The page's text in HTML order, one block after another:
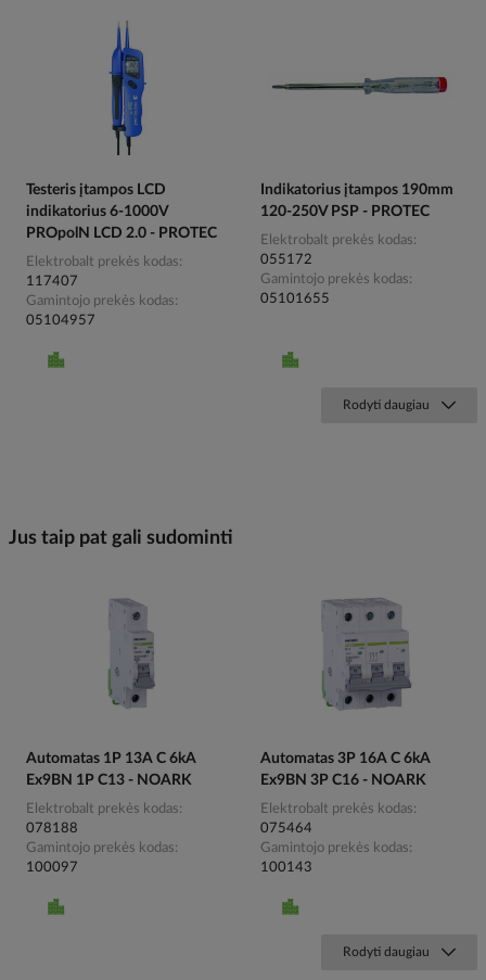
Testeris įtampos LCD
indikatorius 6-1000V
PROpolN LCD 2.0 - PROTEC
Elektrobalt prekės kodas
117407
Gamintojo prekės kodas
05104957
Indikatorius įtampos 190mm
120-250V PSP - PROTEC
Elektrobalt prekės kodas
055172
Gamintojo prekės kodas
05101655
Rodyti daugiau
Jus taip pat gali sudominti
Automatas 1P 13A C 6kA
Ex9BN 1P C13 - NOARK
Elektrobalt prekės kodas
078188
Gamintojo prekės kodas
100097
Automatas 3P 16A C 6kA
Ex9BN 3P C16 - NOARK
Elektrobalt prekės kodas
075464
Gamintojo prekės kodas
100143
Rodyti daugiau